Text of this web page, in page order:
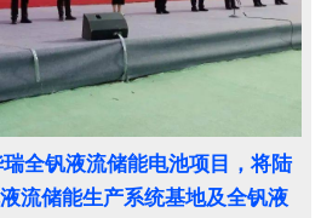
全钒液流储能电池项目，将陆
流储能生产系统基地及全钒液